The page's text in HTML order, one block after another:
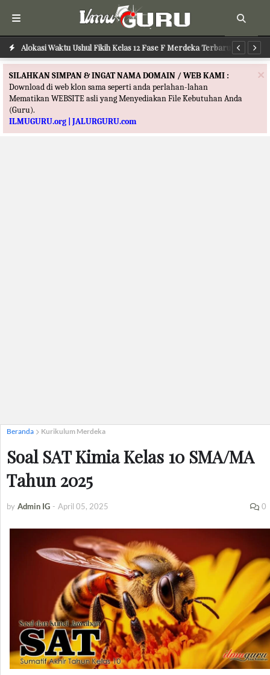
Alokasi Waktu Ushul Fikih Kelas 12 Fase F Merdeka Terbaru
×
SILAHKAN SIMPAN & INGAT NAMA DOMAIN / WEB KAMI :
Download di web klon sama seperti anda perlahan-lahan
Mematikan WEBSITE asli yang Menyediakan File Kebutuhan Anda
(Guru).
ILMUGURU.org | JALURGURU.com
Beranda Kurikulum Merdeka
Soal SAT Kimia Kelas 10 SMA/MA
Tahun 2025
by Admin IG - April 05, 2025 0